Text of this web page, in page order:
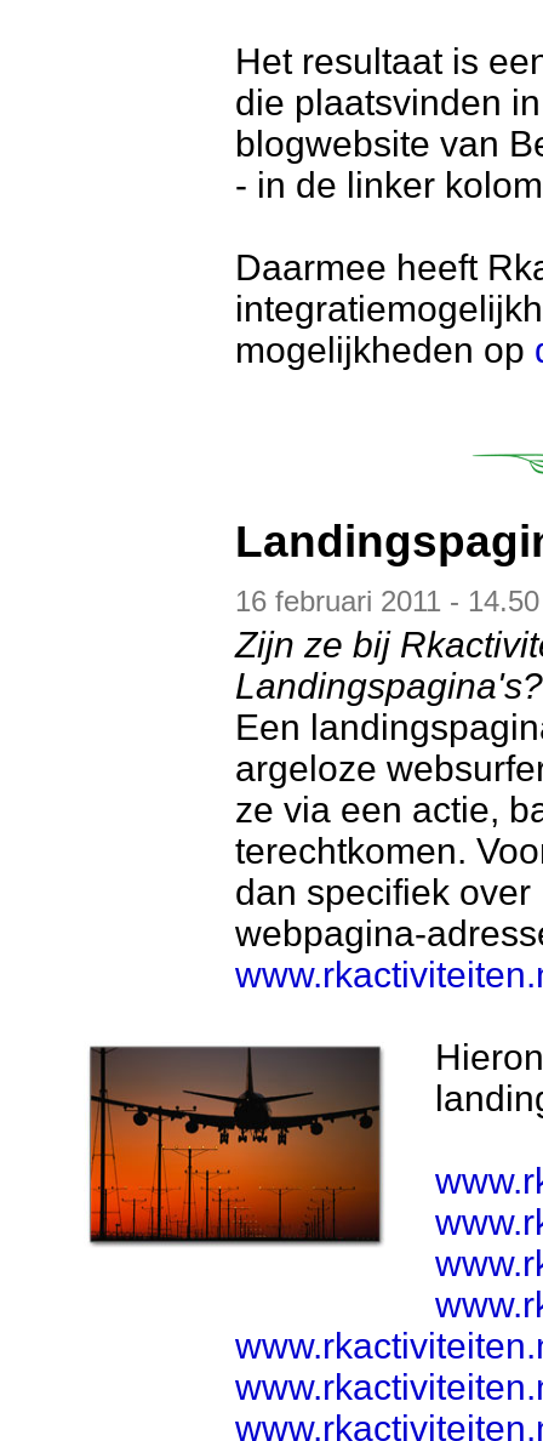
Het resultaat is
die plaatsvinden
blogwebsite van
- in de linker
Daarmee heeft
mogelijk­heden op
16 februari 2011 -
Zijn ze bij
Landingspagina's?
Een
argeloze
ze via een actie,
terechtkomen.
dan specifiek
webpagina-